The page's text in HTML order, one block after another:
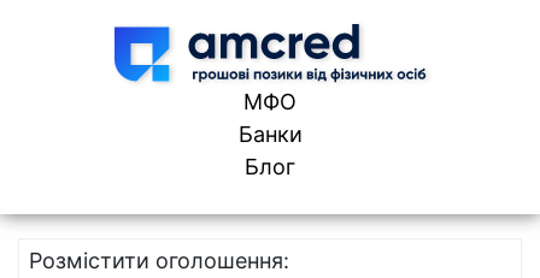
МФО
Банки
Блог
Розмістити оголошення: